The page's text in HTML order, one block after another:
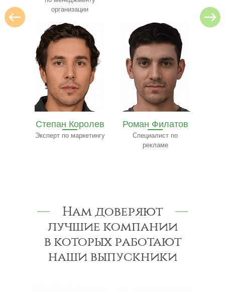
Роман Филатов
Специалист по
Павел
Трофимов
Эксперт-консультант
Нам доверяют
лучшие компании
в которых работают
наши выпускники